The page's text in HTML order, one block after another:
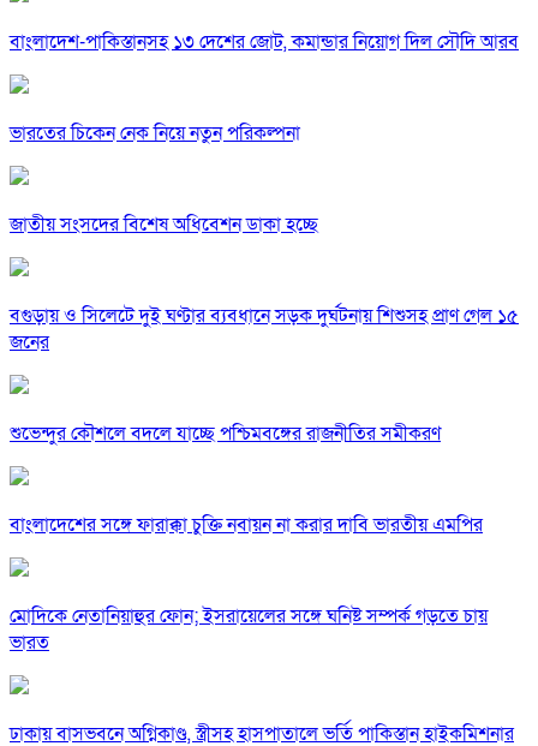
বাংলাদেশ-পাকিস্তানসহ ১৩ দেশের জোট, কমান্ডার নিয়োগ দিল সৌদি আরব
ভারতের চিকেন নেক নিয়ে নতুন পরিকল্পনা
জাতীয় সংসদের বিশেষ অধিবেশন ডাকা হচ্ছে
বগুড়ায় ও সিলেটে দুই ঘণ্টার ব্যবধানে সড়ক দুর্ঘটনায় শিশুসহ প্রাণ গেল ১৫
জনের
শুভেন্দুর কৌশলে বদলে যাচ্ছে পশ্চিমবঙ্গের রাজনীতির সমীকরণ
বাংলাদেশের সঙ্গে ফারাক্কা চুক্তি নবায়ন না করার দাবি ভারতীয় এমপির
মোদিকে নেতানিয়াহুর ফোন; ইসরায়েলের সঙ্গে ঘনিষ্ট সম্পর্ক গড়তে চায়
ভারত
ঢাকায় বাসভবনে অগ্নিকাণ্ড, স্ত্রীসহ হাসপাতালে ভর্তি পাকিস্তান হাইকমিশনার